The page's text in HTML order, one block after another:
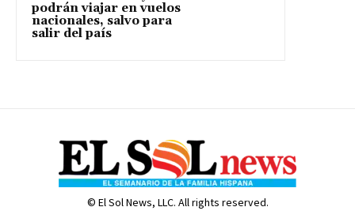
podrán viajar en vuelos
nacionales, salvo para
salir del país
© El Sol News, LLC. All rights reserved.